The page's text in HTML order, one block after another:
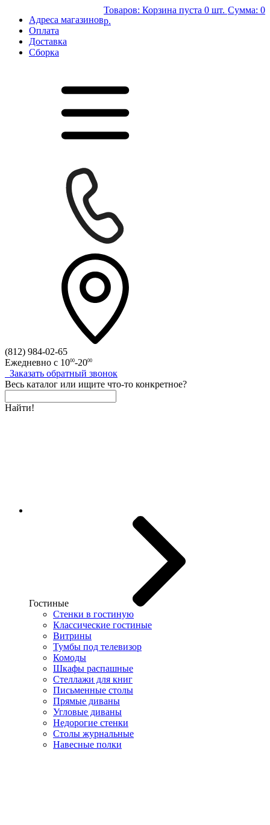
Адреса магазинов
Оплата
Доставка
Сборка
Товаров: Корзина пуста 0 шт. Сумма: 0
р.
(812) 984-02-65
Ежедневно с 1000-2000
Заказать обратный звонок
Весь каталог или ищите что-то конкретное?
Найти!
Гостиные
Стенки в гостиную
Классические гостиные
Витрины
Тумбы под телевизор
Комоды
Шкафы распашные
Стеллажи для книг
Письменные столы
Прямые диваны
Угловые диваны
Недорогие стенки
Столы журнальные
Навесные полки